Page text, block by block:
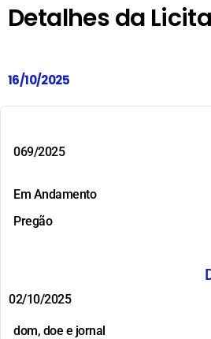
Detalhes da
16/10/2025
069/2025
Em Andamento
Pregão
02/10/2025
dom, doe e jornal